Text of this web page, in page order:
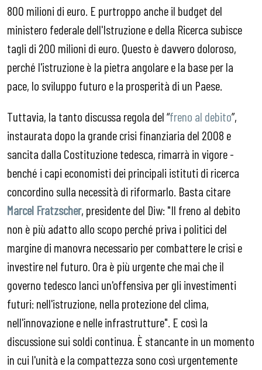
800 milioni di euro. E purtroppo anche il budget del
ministero federale dell'Istruzione e della Ricerca subisce
tagli di 200 milioni di euro. Questo è davvero doloroso,
perché l'istruzione è la pietra angolare e la base per la
pace, lo sviluppo futuro e la prosperità di un Paese.
Tuttavia, la tanto discussa regola del “freno al debito”,
instaurata dopo la grande crisi finanziaria del 2008 e
sancita dalla Costituzione tedesca, rimarrà in vigore -
benché i capi economisti dei principali istituti di ricerca
concordino sulla necessità di riformarlo. Basta citare
Marcel Fratzscher, presidente del Diw: "Il freno al debito
non è più adatto allo scopo perché priva i politici del
margine di manovra necessario per combattere le crisi e
investire nel futuro. Ora è più urgente che mai che il
governo tedesco lanci un'offensiva per gli investimenti
futuri: nell'istruzione, nella protezione del clima,
nell'innovazione e nelle infrastrutture". E così la
discussione sui soldi continua. È stancante in un momento
in cui l'unità e la compattezza sono così urgentemente